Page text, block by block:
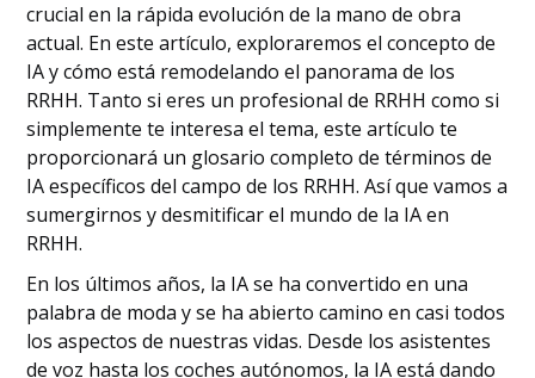
crucial en la rápida evolución de la mano de obra
actual. En este artículo, exploraremos el concepto de
IA y cómo está remodelando el panorama de los
RRHH. Tanto si eres un profesional de RRHH como si
simplemente te interesa el tema, este artículo te
proporcionará un glosario completo de términos de
IA específicos del campo de los RRHH. Así que vamos a
sumergirnos y desmitificar el mundo de la IA en
RRHH.
En los últimos años, la IA se ha convertido en una
palabra de moda y se ha abierto camino en casi todos
los aspectos de nuestras vidas. Desde los asistentes
de voz hasta los coches autónomos, la IA está dando